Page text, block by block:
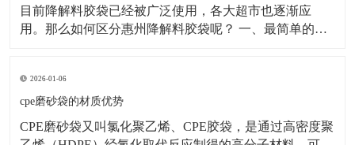
造
目前降解料胶袋已经被广泛使用，各大超市也逐渐应
用。那么如何区分惠州降解料胶袋呢？ 一、最简单的方
MD”。不可降解塑料袋，原料为PE等材料，包括“PE-
HD”。 二、看
2026-01-06
cpe磨砂袋的材质优势
CPE磨砂袋又叫氯化聚乙烯、CPE胶袋，是通过高密度聚